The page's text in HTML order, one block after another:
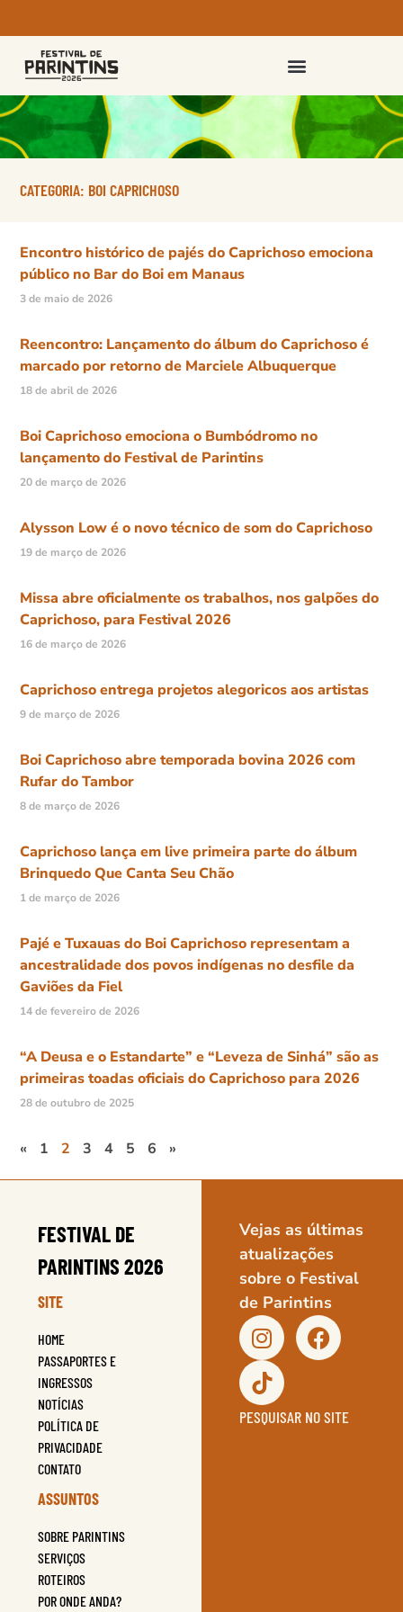
CATEGORIA: BOI CAPRICHOSO
Encontro histórico de pajés do Caprichoso emociona
público no Bar do Boi em Manaus
3 de maio de 2026
Reencontro: Lançamento do álbum do Caprichoso é
marcado por retorno de Marciele Albuquerque
18 de abril de 2026
Boi Caprichoso emociona o Bumbódromo no
lançamento do Festival de Parintins
20 de março de 2026
Alysson Low é o novo técnico de som do Caprichoso
19 de março de 2026
Missa abre oficialmente os trabalhos, nos galpões do
Caprichoso, para Festival 2026
16 de março de 2026
Caprichoso entrega projetos alegoricos aos artistas
9 de março de 2026
Boi Caprichoso abre temporada bovina 2026 com
Rufar do Tambor
8 de março de 2026
Caprichoso lança em live primeira parte do álbum
Brinquedo Que Canta Seu Chão
1 de março de 2026
Pajé e Tuxauas do Boi Caprichoso representam a
ancestralidade dos povos indígenas no desfile da
Gaviões da Fiel
14 de fevereiro de 2026
“A Deusa e o Estandarte” e “Leveza de Sinhá” são as
primeiras toadas oficiais do Caprichoso para 2026
28 de outubro de 2025
« 1 2 3 4 5 6 »
FESTIVAL DE
PARINTINS 2026
SITE
HOME
PASSAPORTES E
INGRESSOS
NOTÍCIAS
POLÍTICA DE
PRIVACIDADE
CONTATO
ASSUNTOS
SOBRE PARINTINS
SERVIÇOS
ROTEIROS
POR ONDE ANDA?
Vejas as últimas
atualizações
sobre o Festival
de Parintins
PESQUISAR NO SITE